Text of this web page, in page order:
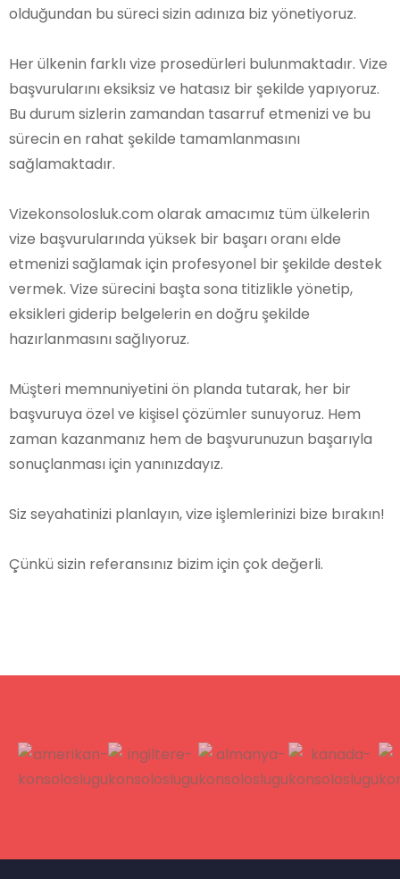
olduğundan bu süreci sizin adınıza biz yönetiyoruz.
Her ülkenin farklı vize prosedürleri bulunmaktadır. Vize
başvurularını eksiksiz ve hatasız bir şekilde yapıyoruz.
Bu durum sizlerin zamandan tasarruf etmenizi ve bu
sürecin en rahat şekilde tamamlanmasını
sağlamaktadır.
Vizekonsolosluk.com olarak amacımız tüm ülkelerin
vize başvurularında yüksek bir başarı oranı elde
etmenizi sağlamak için profesyonel bir şekilde destek
vermek. Vize sürecini başta sona titizlikle yönetip,
eksikleri giderip belgelerin en doğru şekilde
hazırlanmasını sağlıyoruz.
Müşteri memnuniyetini ön planda tutarak, her bir
başvuruya özel ve kişisel çözümler sunuyoruz. Hem
zaman kazanmanız hem de başvurunuzun başarıyla
sonuçlanması için yanınızdayız.
Siz seyahatinizi planlayın, vize işlemlerinizi bize bırakın!
Çünkü sizin referansınız bizim için çok değerli.